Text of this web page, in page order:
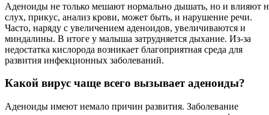
Аденоиды не только мешают нормально дышать, но и влияют
слух, прикус, анализ крови, может быть, и нарушение речи.
Часто, наряду с увеличением аденоидов, увеличиваются и
миндалины. В итоге у малыша затрудняется дыхание. Из-за
недостатка кислорода возникает благоприятная среда для
развития инфекционных заболеваний.
Какой вирус чаще всего вызывает аденоиды?
Аденоиды имеют немало причин развития. Заболевание